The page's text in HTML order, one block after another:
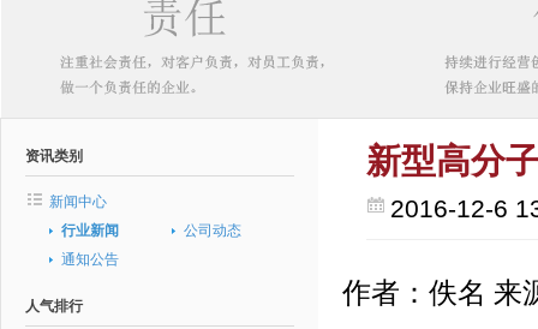
资讯类别
新闻中心
行业新闻
公司动态
通知公告
人气排行
新型高分
2016-12-6
作者：佚名 来